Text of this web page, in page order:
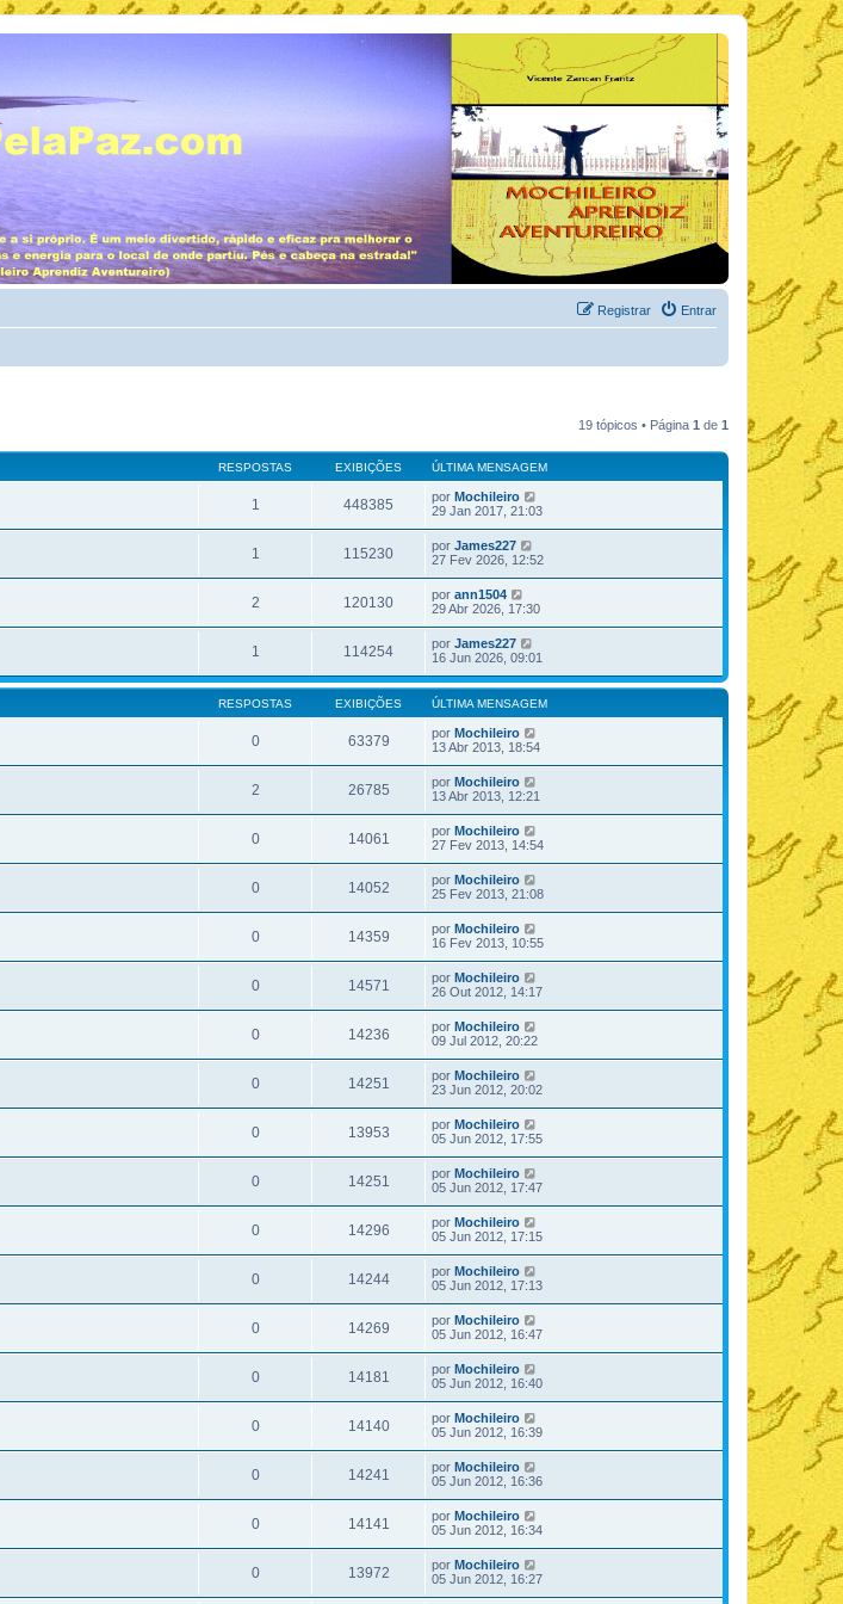
Entrar
Registrar
19 tópicos • Página 1 de 1
RESPOSTAS EXIBIÇÕES ÚLTIMA MENSAGEM
1 448385 por Mochileiro
29 Jan 2017, 21:03
1 115230 por James227
27 Fev 2026, 12:52
2 120130 por ann1504
29 Abr 2026, 17:30
1 114254 por James227
16 Jun 2026, 09:01
RESPOSTAS EXIBIÇÕES ÚLTIMA MENSAGEM
0 63379 por Mochileiro
13 Abr 2013, 18:54
2 26785 por Mochileiro
13 Abr 2013, 12:21
0 14061 por Mochileiro
27 Fev 2013, 14:54
0 14052 por Mochileiro
25 Fev 2013, 21:08
0 14359 por Mochileiro
16 Fev 2013, 10:55
0 14571 por Mochileiro
26 Out 2012, 14:17
0 14236 por Mochileiro
09 Jul 2012, 20:22
0 14251 por Mochileiro
23 Jun 2012, 20:02
0 13953 por Mochileiro
05 Jun 2012, 17:55
0 14251 por Mochileiro
05 Jun 2012, 17:47
0 14296 por Mochileiro
05 Jun 2012, 17:15
0 14244 por Mochileiro
05 Jun 2012, 17:13
0 14269 por Mochileiro
05 Jun 2012, 16:47
0 14181 por Mochileiro
05 Jun 2012, 16:40
0 14140 por Mochileiro
05 Jun 2012, 16:39
0 14241 por Mochileiro
05 Jun 2012, 16:36
0 14141 por Mochileiro
05 Jun 2012, 16:34
0 13972 por Mochileiro
05 Jun 2012, 16:27